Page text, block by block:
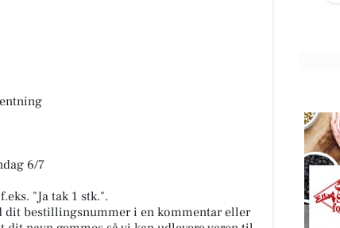
6/7
"Ja tak 1 stk.".
dit bestillingsnummer i en kommentar eller